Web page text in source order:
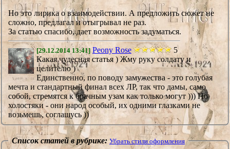
Но это лирика о взаимодействии. А предложить сюжет не
сложно, предлагал и отыгрывал не раз.
За статью спасибо, дает возможность задуматься.
[29.12.2014 13:41] Peony Rose
5
Какая чудесная статья ) Жму руку солдату и
целителю )
Единственно, по поводу замужества - это голубая
мечта и стандартный финал всех ЛР, так что дамы, само
собой, стремятся к брачным узам как только могут ))) Но
холостяки - они народ особый, их одними глазками не
возьмешь, соглашусь ))
Список статей в рубрике: Убрать стили оформления